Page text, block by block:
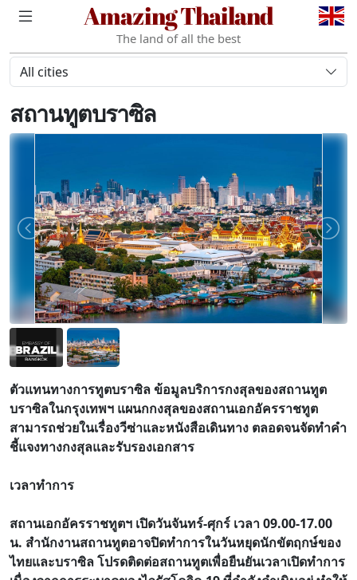
Amazing Thailand
The land of all the best
All cities
สถานทูตบราซิล
ตัวแทนทางการทูตบราซิล ข้อมูลบริการกงสุลของสถานทูต
บราซิลในกรุงเทพฯ แผนกกงสุลของสถานเอกอัครราชทูต
สามารถช่วยในเรื่องวีซ่าและหนังสือเดินทาง ตลอดจนจัดทำคำ
ชี้แจงทางกงสุลและรับรองเอกสาร
เวลาทำการ
สถานเอกอัครราชทูตฯ เปิดวันจันทร์-ศุกร์ เวลา 09.00-17.00
น. สำนักงานสถานทูตอาจปิดทำการในวันหยุดนักขัตฤกษ์ของ
ไทยและบราซิล โปรดติดต่อสถานทูตเพื่อยืนยันเวลาเปิดทำการ